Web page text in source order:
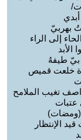
بهربيّ
إلى الراء
الأبد
بيّ طيفهُ
خلعت قميص
تغيب الملامح
عتبات
قيد الإنتظار